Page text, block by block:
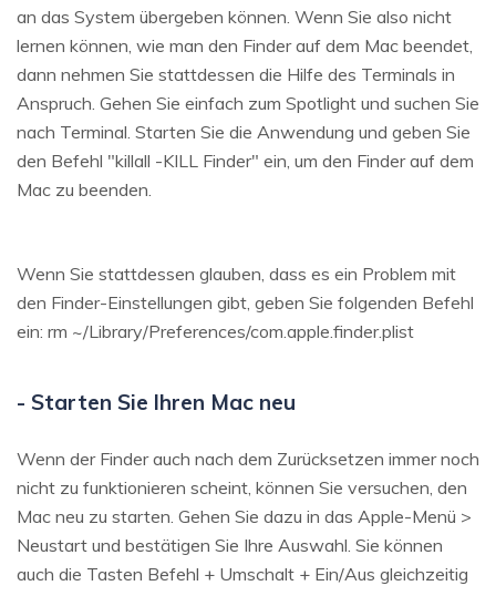
an das System übergeben können. Wenn Sie also nicht
lernen können, wie man den Finder auf dem Mac beendet,
dann nehmen Sie stattdessen die Hilfe des Terminals in
Anspruch. Gehen Sie einfach zum Spotlight und suchen Sie
nach Terminal. Starten Sie die Anwendung und geben Sie
den Befehl "killall -KILL Finder" ein, um den Finder auf dem
Mac zu beenden.
Wenn Sie stattdessen glauben, dass es ein Problem mit
den Finder-Einstellungen gibt, geben Sie folgenden Befehl
ein: rm ~/Library/Preferences/com.apple.finder.plist
- Starten Sie Ihren Mac neu
Wenn der Finder auch nach dem Zurücksetzen immer noch
nicht zu funktionieren scheint, können Sie versuchen, den
Mac neu zu starten. Gehen Sie dazu in das Apple-Menü >
Neustart und bestätigen Sie Ihre Auswahl. Sie können
auch die Tasten Befehl + Umschalt + Ein/Aus gleichzeitig